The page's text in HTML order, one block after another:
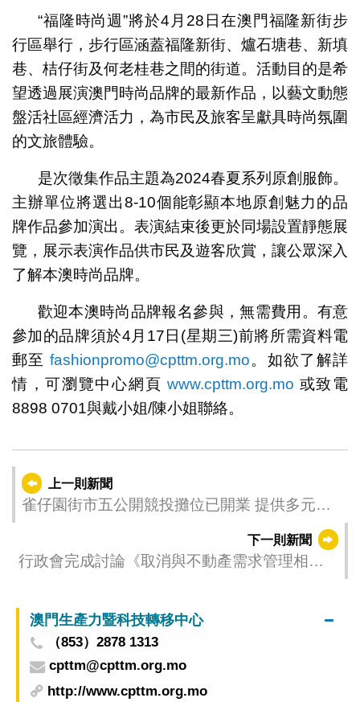
“福隆時尚週”將於4月28日在澳門福隆新街步
行區舉行，步行區涵蓋福隆新街、爐石塘巷、新填
巷、桔仔街及何老桂巷之間的街道。活動目的是希
望透過展演澳門時尚品牌的最新作品，以藝文動態
盤活社區經濟活力，為市民及旅客呈獻具時尚氛圍
的文旅體驗。
是次徵集作品主題為2024春夏系列原創服飾。
主辦單位將選出8-10個能彰顯本地原創魅力的品
牌作品參加演出。表演結束後更於同場設置靜態展
覽，展示表演作品供市民及遊客欣賞，讓公眾深入
了解本澳時尚品牌。
歡迎本澳時尚品牌報名參與，無需費用。有意
參加的品牌須於4月17日(星期三)前將所需資料電
郵至 fashionpromo@cpttm.org.mo。如欲了解詳
情，可瀏覽中心網頁www.cpttm.org.mo 或致電
8898 0701與戴小姐/陳小姐聯絡。
上一則新聞
雀仔園街市五公開競投攤位已開業 提供多元新
下一則新聞
行政會完成討論《取消與不動產需求管理相關
澳門生產力暨科技轉移中心
（853）2878 1313
cpttm@cpttm.org.mo
http://www.cpttm.org.mo